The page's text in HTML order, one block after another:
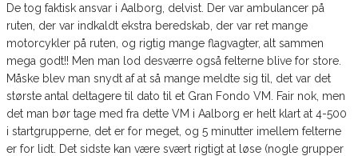
De tog faktisk ansvar i Aalborg, delvist. Der var ambulancer på
ruten, der var indkaldt ekstra beredskab, der var ret mange
motorcykler på ruten, og rigtig mange flagvagter, alt sammen
mega godt!! Men man lod desværre også felterne blive for store.
Måske blev man snydt af at så mange meldte sig til, det var det
største antal deltagere til dato til et Gran Fondo VM. Fair nok, men
det man bør tage med fra dette VM i Aalborg er helt klart at 4-500
i startgrupperne, det er for meget, og 5 minutter imellem felterne
er for lidt. Det sidste kan være svært rigtigt at løse (nogle grupper